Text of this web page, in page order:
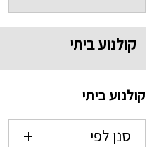
קולנוע ביתי
קולנוע ביתי
סנן לפי